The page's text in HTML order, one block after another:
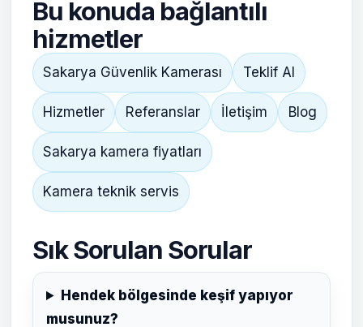
Bu konuda bağlantılı
hizmetler
Sakarya Güvenlik Kamerası Teklif Al
Hizmetler Referanslar İletişim Blog
Sakarya kamera fiyatları
Kamera teknik servis
Sık Sorulan Sorular
Hendek bölgesinde keşif yapıyor
musunuz?